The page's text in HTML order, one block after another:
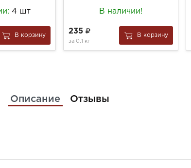
4 шт
В корзину
В наличии!
235
за 0.1 кг
В корзину
Описание Отзывы